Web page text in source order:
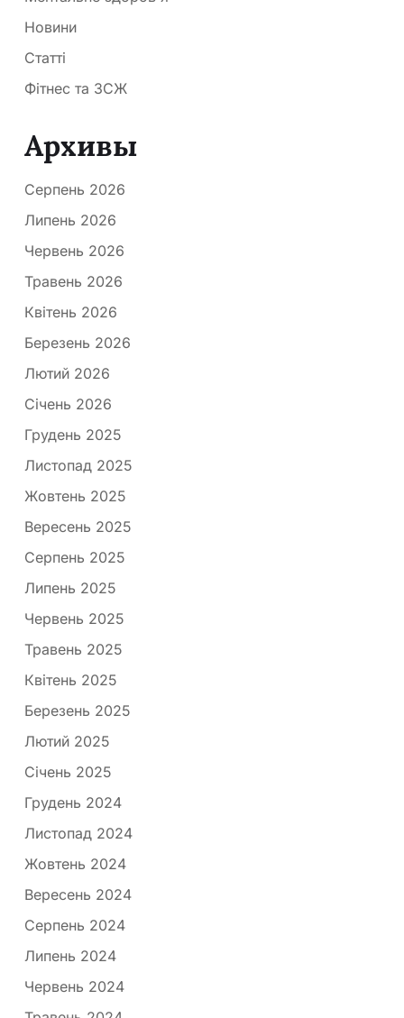
Новини
Статті
Фітнес та ЗСЖ
Архивы
Серпень 2026
Липень 2026
Червень 2026
Травень 2026
Квітень 2026
Березень 2026
Лютий 2026
Січень 2026
Грудень 2025
Листопад 2025
Жовтень 2025
Вересень 2025
Серпень 2025
Липень 2025
Червень 2025
Травень 2025
Квітень 2025
Березень 2025
Лютий 2025
Січень 2025
Грудень 2024
Листопад 2024
Жовтень 2024
Вересень 2024
Серпень 2024
Липень 2024
Червень 2024